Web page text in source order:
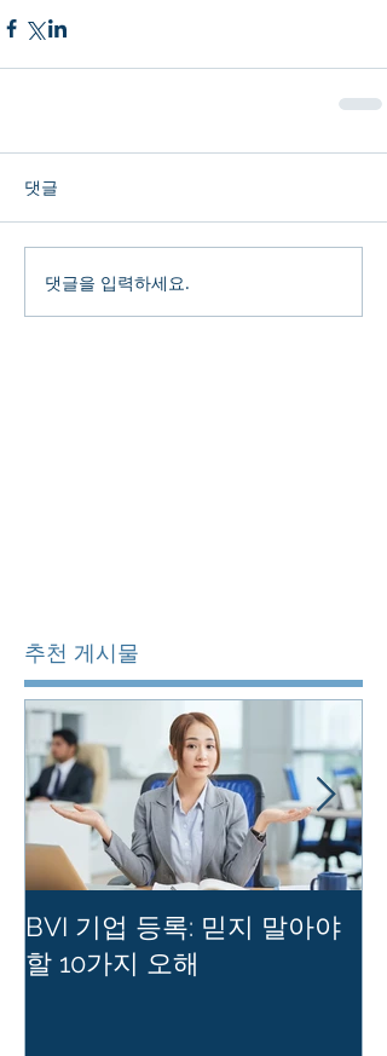
댓글
댓글을 입력하세요.
추천 게시물
BVI 기업 등록: 믿지 말아야
할 10가지 오해